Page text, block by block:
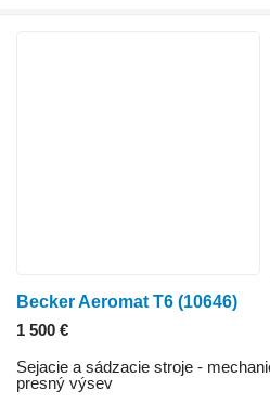
Becker Aeromat T6 (10646)
1 500 €
Sejacie a sádzacie stroje -
presný výsev